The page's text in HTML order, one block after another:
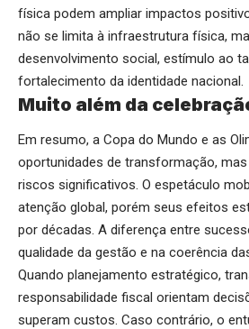
física podem ampliar impactos
não se limita à infraestrutura física,
desenvolvimento social, estímulo ao
fortalecimento da identidade nacional.
Muito além da
Em resumo, a Copa do Mundo e as
oportunidades de transformação,
riscos significativos. O espetáculo
atenção global, porém seus efeitos
por décadas. A diferença entre
qualidade da gestão e na coerência
Quando planejamento estratégico,
responsabilidade fiscal orientam
superam custos. Caso contrário, o